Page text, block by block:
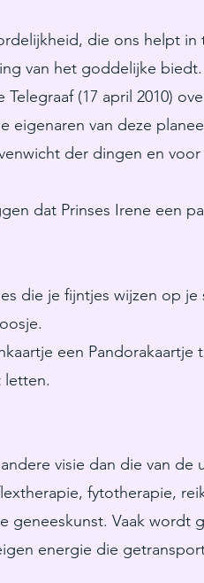
die ons helpt in
van het goddelijke
(17 april 2010)
eigenaren van deze
der dingen en voor
dat Prinses Irene een
die je fijntjes wijzen op je
een Pandorakaartje
letten.
visie dan die van de
fytotherapie,
geneeskunst. Vaak wordt
energie die